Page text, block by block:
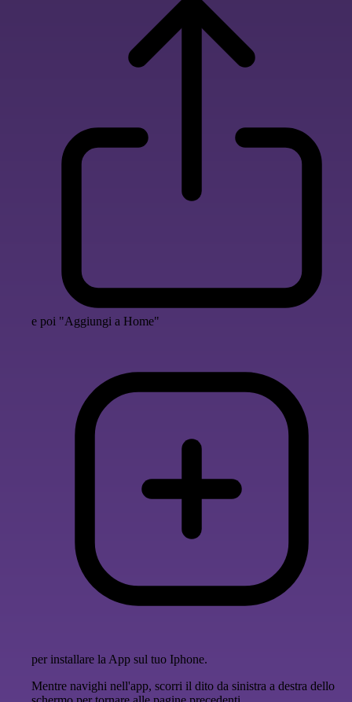
e poi "Aggiungi a Home"
per installare la App sul tuo Iphone.
Mentre navighi nell'app, scorri il dito da sinistra a destra dello